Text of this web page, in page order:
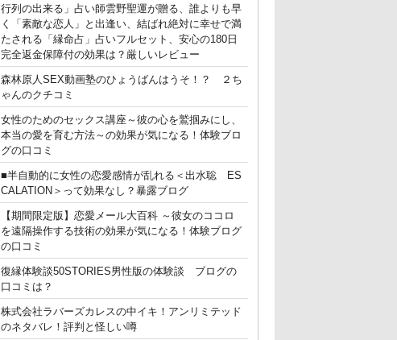
行列の出来る」占い師雲野聖運が贈る、誰よりも早
く「素敵な恋人」と出逢い、結ばれ絶対に幸せで満
たされる「縁命占」占いフルセット、安心の180日
完全返金保障付の効果は？厳しいレビュー
森林原人SEX動画塾のひょうばんはうそ！？ ２ち
ゃんのクチコミ
女性のためのセックス講座～彼の心を鷲掴みにし、
本当の愛を育む方法～の効果が気になる！体験ブロ
グの口コミ
■半自動的に女性の恋愛感情が乱れる＜出水聡 ES
CALATION＞って効果なし？暴露ブログ
【期間限定版】恋愛メール大百科 ～彼女のココロ
を遠隔操作する技術の効果が気になる！体験ブログ
の口コミ
復縁体験談50STORIES男性版の体験談 ブログの
口コミは？
株式会社ラバーズカレスの中イキ！アンリミテッド
のネタバレ！評判と怪しい噂